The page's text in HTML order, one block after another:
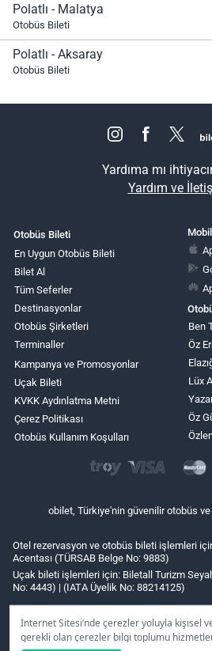
İnternet Sitesi’nde çerezler yoluyla kişisel
gerekli olan çerezler bilgi toplumu
Polatlı - Malatya
Otobüs Bileti
Polatlı - Aksaray
Otobüs Bileti
Yardıma mı
Yardım ve
Otobüs Bileti
En Uygun Otobüs Bileti
Bilet Al
Tüm Seferler
Destinasyonlar
Otobüs Şirketleri
Terminaller
Kampanya ve Promosyonlar
Uçak Bileti
KVKK Aydınlatma Metni
Çerez Politikası
Otobüs Kullanım Koşulları
Ben
Öz
Lüx
Öz
obilet, Türkiye'nin güvenilir otobüs
Otel rezervasyon ve otobüs bileti işlemleri
Acentası (TÜRSAB Belge No: 9883)
Uçak bileti işlemleri için: Biletall Turizm
No: 4443) | (IATA Üyelik No: 88214125)